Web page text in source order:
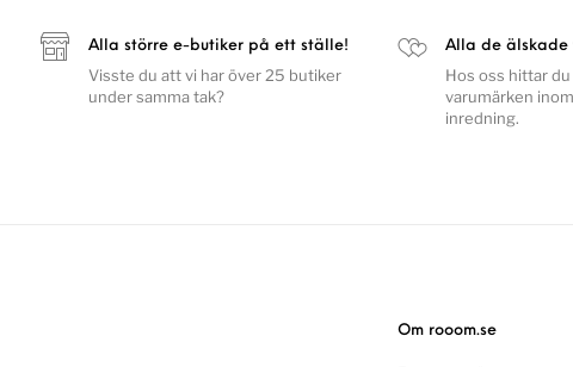
Alla större e-butiker på ett ställe!
Visste du att vi har över 25 butiker
under samma tak?
Alla de älskade
Hos oss hittar
varumärken
inredning.
Om rooom.se